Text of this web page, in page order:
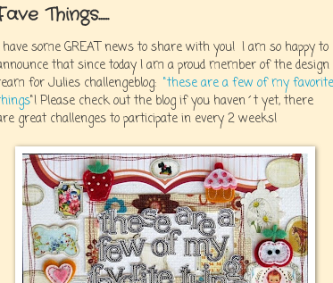
Things......
have some GREAT news to share with you! I am so happy to
that since today I am a proud member of the design
for Julies challengeblog: "these are a few of my favorite
"! Please check out the blog if you haven´t yet, there
great challenges to participate in every 2 weeks!